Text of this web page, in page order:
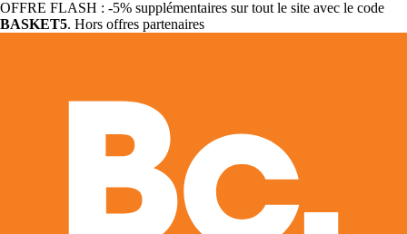
OFFRE FLASH : -5% supplémentaires sur tout le site avec le code
BASKET5. Hors offres partenaires